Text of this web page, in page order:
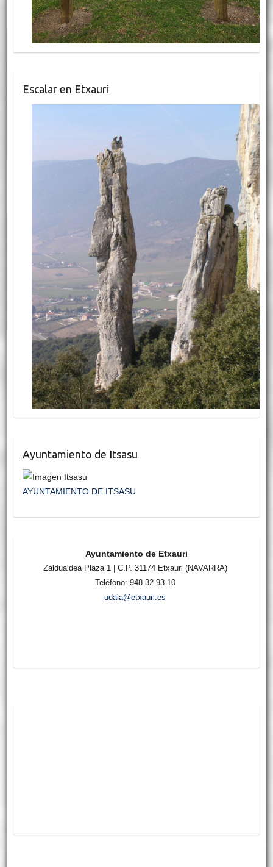
Escalar en Etxauri
Ayuntamiento de Itsasu
AYUNTAMIENTO DE ITSASU
Ayuntamiento de Etxauri
Zaldualdea Plaza 1 | C.P. 31174 Etxauri (NAVARRA)
Teléfono: 948 32 93 10
udala@etxauri.es